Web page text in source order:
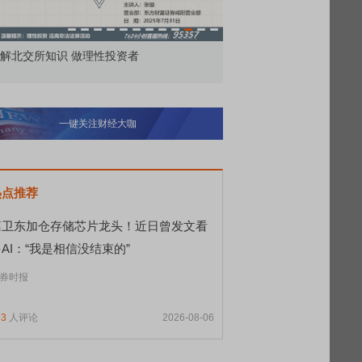
委托那么多种，究竟怎么用？
一键关注财经大咖
推荐
东加仓存储芯片龙头！近日曾发文看
：“我是相信没结束的”
时报
人评论 2026-08-06